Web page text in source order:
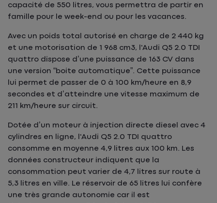
capacité de 550 litres, vous permettra de partir en
famille pour le week-end ou pour les vacances.
Avec un poids total autorisé en charge de 2 440 kg
et une motorisation de 1 968 cm3, l'Audi Q5 2.0 TDI
quattro dispose d’une puissance de 163 CV dans
une version “boite automatique”. Cette puissance
lui permet de passer de 0 à 100 km/heure en 8,9
secondes et d’atteindre une vitesse maximum de
211 km/heure sur circuit.
Dotée d’un moteur à injection directe diesel avec 4
cylindres en ligne, l'Audi Q5 2.0 TDI quattro
consomme en moyenne 4,9 litres aux 100 km. Les
données constructeur indiquent que la
consommation peut varier de 4,7 litres sur route à
5,3 litres en ville. Le réservoir de 65 litres lui confère
une très grande autonomie car il est